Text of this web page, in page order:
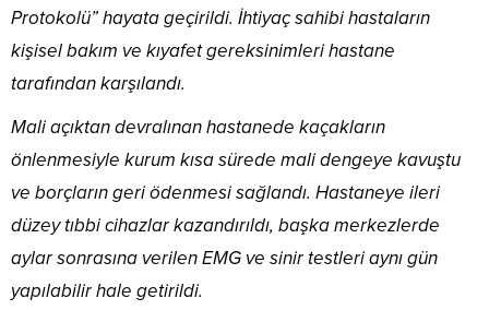
Protokolü” hayata geçirildi. İhtiyaç sahibi hastaların
kişisel bakım ve kıyafet gereksinimleri hastane
tarafından karşılandı.
Mali açıktan devralınan hastanede kaçakların
önlenmesiyle kurum kısa sürede mali dengeye kavuştu
ve borçların geri ödenmesi sağlandı. Hastaneye ileri
düzey tıbbi cihazlar kazandırıldı, başka merkezlerde
aylar sonrasına verilen EMG ve sinir testleri aynı gün
yapılabilir hale getirildi.